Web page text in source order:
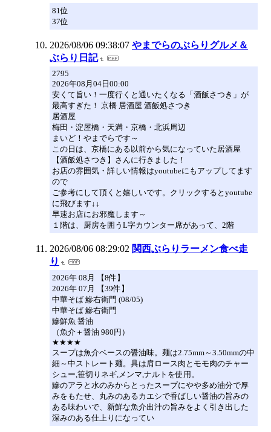
81位
37位
2026/08/06 09:38:07 やまでらのぶらりグルメ＆
ぶらり日記
2795
2026年08月04日00:00
安くて旨い！一度行くと通いたくなる「酒飯さつき」が
最高すぎた！ 京橋 居酒屋 酒飯処さつき
居酒屋
梅田・淀屋橋・天満・京橋・北浜周辺
まいど！やまでらです～
この日は、京橋にある以前から気になっていた居酒屋
【酒飯処さつき】さんに行きました！
お店の雰囲気・詳しい情報はyoutubeにもアップしてます
ので
ご参考にして頂くと嬉しいです。クリックするとyoutube
に飛びます↓↓
早速お店にお邪魔します～
１階は、厨房を囲うL字カウンター席があって、2階
2026/08/06 08:29:02 関西ぶらりラーメン食べ走
り
2026年 08月 【8件】
2026年 07月 【39件】
中華そば 鰺右衛門 (08/05)
中華そば 鰺右衛門
鰺鮮魚 醤油
（魚介＋醤油 980円）
★★★★
スープは魚介ベースの醤油味。麺は2.75mm～3.50mmの中
細～中ストレート麺。具は肩ロース肉とモモ肉のチャー
シュー,笹切りネギ,メンマ,ナルトを使用。
鰺のアラと水のみからとったスープにやや多め油分で厚
みをもたせ、丸みのあるカエシで香ばしい醤油の旨みの
ある味わいで、新鮮な魚介出汁の旨みをよく引き出した
深みのある仕上りになってい